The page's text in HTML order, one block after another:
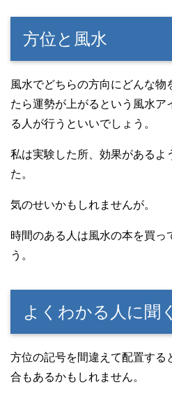
方位と風水
風水でどちらの方向にどんな物
たら運勢が上がるという風水ア
る人が行うといいでしょう。
私は実験した所、効果があるよ
た。
気のせいかもしれませんが。
時間のある人は風水の本を買っ
う。
よくわかる人に聞く
方位の記号を間違えて配置する
合もあるかもしれません。